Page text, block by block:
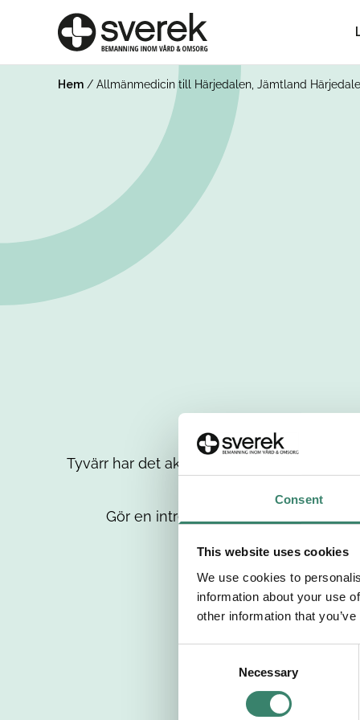
Consent
This website uses cookies
We use cookies to
information about your use
other information that
Necessary
Hem / Allmänmedicin till Härjedalen, Jämtland
Tyvärr har det aktuella jobbet tagits bort
Gör en intresseanmälan så